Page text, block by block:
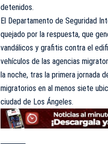
detenidos.
El Departamento de Seguridad
quejado por la respuesta, que
vandálicos y grafitis contra el
vehículos de las agencias
la noche, tras la primera jornada
migratorios en al menos siete
ciudad de Los Ángeles.